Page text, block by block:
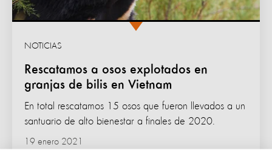
Rescatamos a osos explotados en
granjas de bilis en Vietnam
NOTICIAS
En total rescatamos 15 osos que fueron llevados a un
santuario de alto bienestar a finales de 2020.
19 enero 2021